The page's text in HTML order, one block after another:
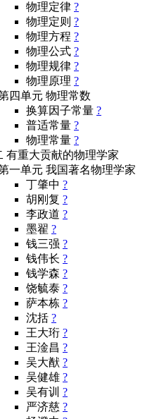
物理定律 ?
物理定则 ?
物理方程 ?
物理公式 ?
物理规律 ?
物理原理 ?
四单元 物理常数
换算因子常量 ?
普适常量 ?
物理常量 ?
有重大贡献的物理学家
一单元 我国著名物理学家
丁肇中 ?
胡刚复 ?
李政道 ?
墨翟 ?
钱三强 ?
钱伟长 ?
钱学森 ?
饶毓泰 ?
萨本栋 ?
沈括 ?
王大珩 ?
王淦昌 ?
吴大猷 ?
吴健雄 ?
吴有训 ?
严济慈 ?